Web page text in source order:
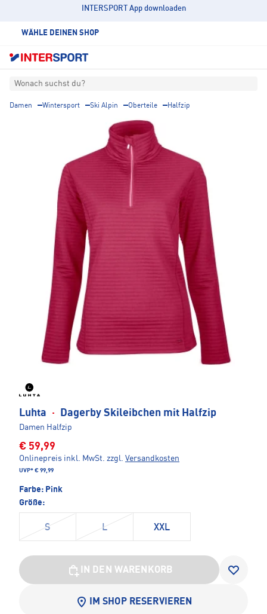
INTERSPORT App downloaden
WÄHLE DEINEN SHOP
Wonach suchst du?
Damen Wintersport Ski Alpin Oberteile Halfzip
Luhta · Dagerby Skileibchen mit Halfzip
Damen Halfzip
€ 59,99
Onlinepreis inkl. MwSt. zzgl. Versandkosten
UVP* € 99,99
Farbe: Pink
Größe:
S L XXL
IN DEN WARENKORB
IM SHOP RESERVIEREN